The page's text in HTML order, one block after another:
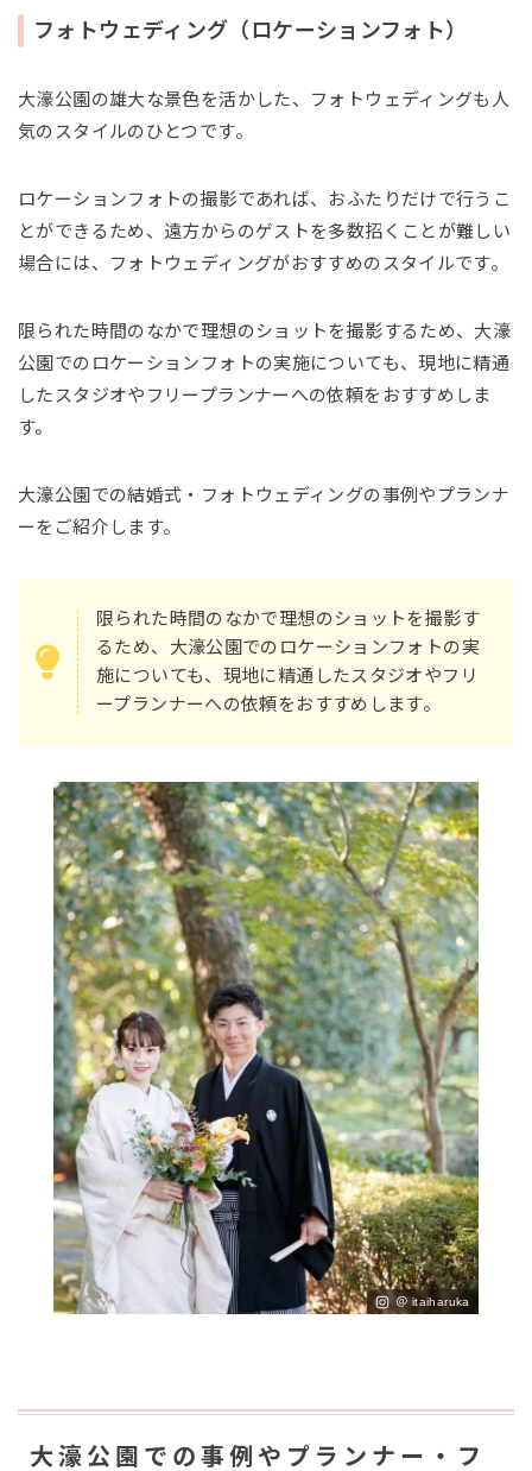
フォトウェディング（ロケーションフォト）
大濠公園の雄大な景色を活かした、フォトウェディングも人
気のスタイルのひとつです。
ロケーションフォトの撮影であれば、おふたりだけで行うこ
とができるため、遠方からのゲストを多数招くことが難しい
場合には、フォトウェディングがおすすめのスタイルです。
限られた時間のなかで理想のショットを撮影するため、大濠
公園でのロケーションフォトの実施についても、現地に精通
したスタジオやフリープランナーへの依頼をおすすめしま
す。
大濠公園での結婚式・フォトウェディングの事例やプランナ
ーをご紹介します。
限られた時間のなかで理想のショットを撮影す
るため、大濠公園でのロケーションフォトの実
施についても、現地に精通したスタジオやフリ
ープランナーへの依頼をおすすめします。
＠ itaiharuka
大濠公園での事例やプランナー・フ